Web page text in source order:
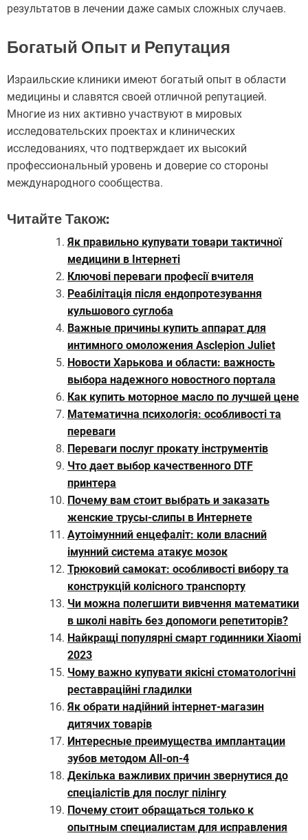
результатов в лечении даже самых сложных случаев.
Богатый Опыт и Репутация
Израильские клиники имеют богатый опыт в области
медицины и славятся своей отличной репутацией.
Многие из них активно участвуют в мировых
исследовательских проектах и клинических
исследованиях, что подтверждает их высокий
профессиональный уровень и доверие со стороны
международного сообщества.
Читайте Також:
Як правильно купувати товари тактичної
медицини в Інтернеті
Ключові переваги професії вчителя
Реабілітація після ендопротезування
кульшового суглоба
Важные причины купить аппарат для
интимного омоложения Asclepion Juliet
Новости Харькова и области: важность
выбора надежного новостного портала
Как купить моторное масло по лучшей цене
Математична психологія: особливості та
переваги
Переваги послуг прокату інструментів
Что дает выбор качественного DTF
принтера
Почему вам стоит выбрать и заказать
женские трусы-слипы в Интернете
Аутоімунний енцефаліт: коли власний
імунний система атакує мозок
Трюковий самокат: особливості вибору та
конструкцій колісного транспорту
Чи можна полегшити вивчення математики
в школі навіть без допомоги репетиторів?
Найкращі популярні смарт годинники Xiaomi
2023
Чому важно купувати якісні стоматологічні
реставраційні гладилки
Як обрати надійний інтернет-магазин
дитячих товарів
Интересные преимущества имплантации
зубов методом All-on-4
Декілька важливих причин звернутися до
спеціалістів для послуг пілінгу
Почему стоит обращаться только к
опытным специалистам для исправления